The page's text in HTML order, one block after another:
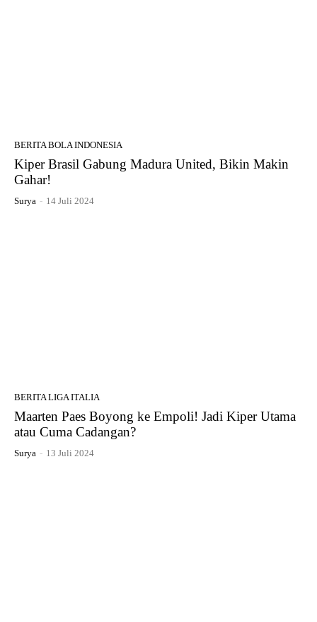
BERITA BOLA INDONESIA
Kiper Brasil Gabung Madura United, Bikin Makin
Gahar!
Surya - 14 Juli 2024
BERITA LIGA ITALIA
Maarten Paes Boyong ke Empoli! Jadi Kiper Utama
atau Cuma Cadangan?
Surya - 13 Juli 2024